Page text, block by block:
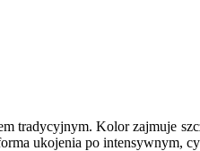
tradycyjnym. Kolor zajmuje
ukojenia po intensywnym,